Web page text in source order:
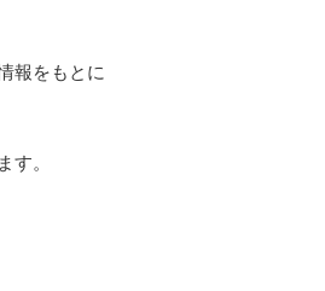
報をもとに
す。